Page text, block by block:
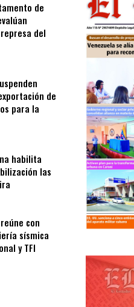
de
del
de
para la
habilita
las
con
sísmica
y TFI